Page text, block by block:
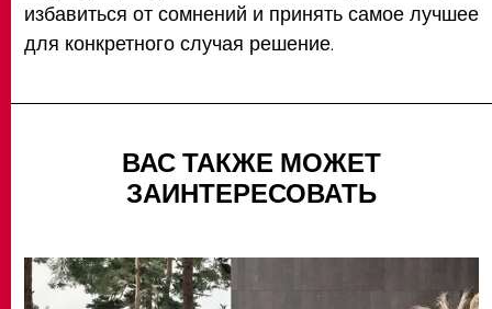
избавиться от сомнений и принять самое лучшее
для конкретного случая решение.
ВАС ТАКЖЕ МОЖЕТ
ЗАИНТЕРЕСОВАТЬ